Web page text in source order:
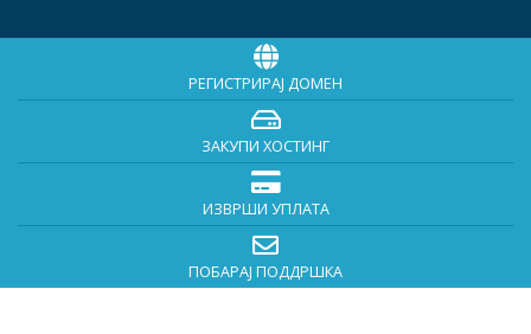
РЕГИСТРИРАЈ ДОМЕН
ЗАКУПИ ХОСТИНГ
ИЗВРШИ УПЛАТА
ПОБАРАЈ ПОДДРШКА